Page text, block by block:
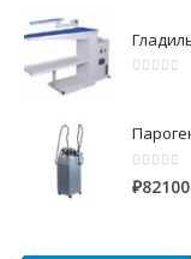
0из 5
₽82100